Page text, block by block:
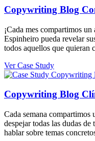
Copywriting Blog
¡Cada mes compartimos
Espinheiro pueda revelar
todos aquellos que quieran
Ver Case Study
Copywriting Blog
Cada semana
despejar todas las dudas
hablar sobre temas